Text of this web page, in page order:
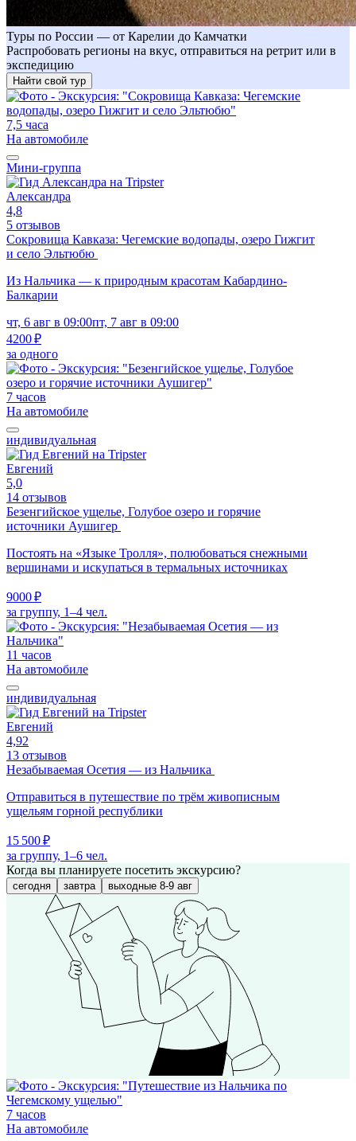
Туры по России — от Карелии до Камчатки
Распробовать регионы на вкус, отправиться на ретрит или в
экспедицию
Найти свой тур
7,5 часа
На автомобиле
Мини-группа
Александра
4,8
5 отзывов
Сокровища Кавказа: Чегемские водопады, озеро Гижгит
и село Эльтюбю
Из Нальчика — к природным красотам Кабардино-
Балкарии
чт, 6 авг в 09:00пт, 7 авг в 09:00
4200 ₽
за одного
7 часов
На автомобиле
индивидуальная
Евгений
5,0
14 отзывов
Безенгийское ущелье, Голубое озеро и горячие
источники Аушигер
Постоять на «Языке Тролля», полюбоваться снежными
вершинами и искупаться в термальных источниках
9000 ₽
за группу, 1–4 чел.
11 часов
На автомобиле
индивидуальная
Евгений
4,92
13 отзывов
Незабываемая Осетия — из Нальчика
Отправиться в путешествие по трём живописным
ущельям горной республики
15 500 ₽
за группу, 1–6 чел.
Когда вы планируете посетить экскурсию?
сегодня завтра выходные 8-9 авг
7 часов
На автомобиле